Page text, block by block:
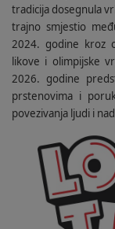
tradicija dosegnula
trajno smjestio
2024. godine kroz
likove i olimpijske
2026. godine
prstenovima i
povezivanja ljudi i